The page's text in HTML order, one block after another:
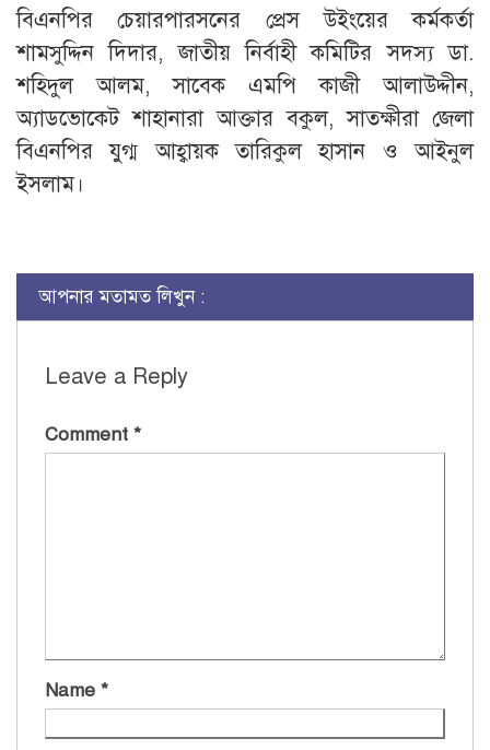
বিএনপির চেয়ারপারসনের প্রেস উইংয়ের কর্মকর্তা
শামসুদ্দিন দিদার, জাতীয় নির্বাহী কমিটির সদস্য ডা.
শহিদুল আলম, সাবেক এমপি কাজী আলাউদ্দীন,
অ্যাডভোকেট শাহানারা আক্তার বকুল, সাতক্ষীরা জেলা
বিএনপির যুগ্ম আহ্বায়ক তারিকুল হাসান ও আইনুল
ইসলাম।
আপনার মতামত লিখুন :
Leave a Reply
Comment *
Name *